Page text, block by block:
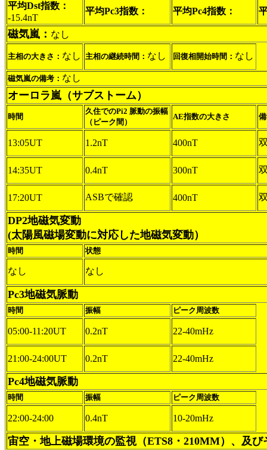
平均Dst指数：
-15.4nT
平均Pc3指数： 平均Pc4指数：
磁気嵐： なし
主相の大きさ： なし 主相の継続時間： なし 回復相開始時間： なし
磁気嵐の備考： なし
オーロラ嵐（サブストーム）
時間
久住でのPi2 脈動の振幅
（ピーク間）
AE指数の大きさ
13:05UT 1.2nT 400nT
14:35UT 0.4nT 300nT
17:20UT ASBで確認 400nT
DP2地磁気変動
(太陽風磁場変動に対応した地磁気変動）
時間 状態
なし なし
Pc3地磁気脈動
時間 振幅 ピーク周波数
05:00-11:20UT 0.2nT 22-40mHz
21:00-24:00UT 0.2nT 22-40mHz
Pc4地磁気脈動
時間 振幅 ピーク周波数
22:00-24:00 0.4nT 10-20mHz
宙空・地上磁場環境の監視（ETS8・210MM）、及び